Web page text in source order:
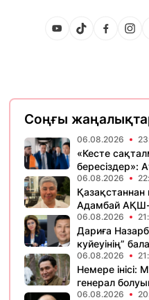
Соңғы
06.08.2026
«Кесте
бересіздер»:
06.08.2026
Қазақстаннан
Адамбай АҚШ-
06.08.2026
Дариға
куйеуінің”
06.08.2026
Немере
генерал
06.08.2026